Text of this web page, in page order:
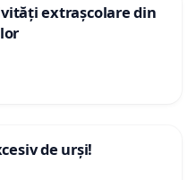
extrașcolare din
de urși!